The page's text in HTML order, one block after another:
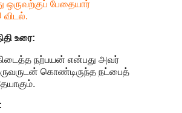
ஒருவற்குப் பேதையார்
உரை:
நற்பயன் என்பது அவர்
கொண்டிருந்த நட்பைத்